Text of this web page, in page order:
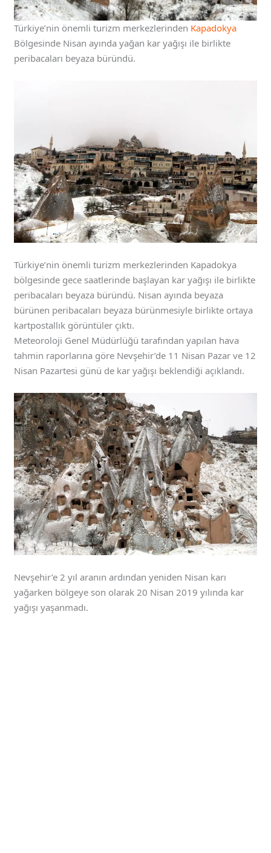
Türkiye’nin önemli turizm merkezlerinden Kapadokya
Bölgesinde Nisan ayında yağan kar yağışı ile birlikte
peribacaları beyaza büründü.
Türkiye’nin önemli turizm merkezlerinden Kapadokya
bölgesinde gece saatlerinde başlayan kar yağışı ile birlikte
peribacaları beyaza büründü. Nisan ayında beyaza
bürünen peribacaları beyaza bürünmesiyle birlikte ortaya
kartpostallık görüntüler çıktı.
Meteoroloji Genel Müdürlüğü tarafından yapılan hava
tahmin raporlarına göre Nevşehir’de 11 Nisan Pazar ve 12
Nisan Pazartesi günü de kar yağışı beklendiği açıklandı.
Nevşehir’e 2 yıl aranın ardından yeniden Nisan karı
yağarken bölgeye son olarak 20 Nisan 2019 yılında kar
yağışı yaşanmadı.